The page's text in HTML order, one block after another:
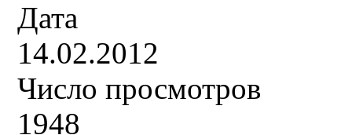
Дата
14.02.2012
Число просмотров
1948